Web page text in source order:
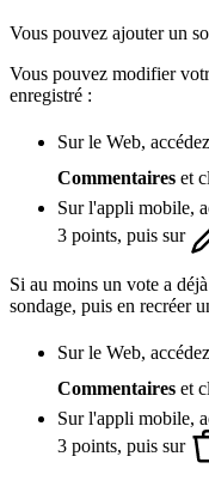
Vous pouvez ajouter un
Vous pouvez modifier
enregistré :
Sur le Web,
Commentaires et
Sur l'appli mobile,
3 points, puis sur
Si au moins un vote a
sondage, puis en recréer
Sur le Web,
Commentaires et
Sur l'appli mobile,
3 points, puis sur